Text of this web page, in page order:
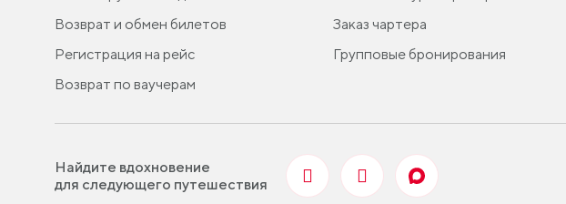
Возврат и обмен билетов
Регистрация на рейс
Возврат по ваучерам
Заказ чартера
Групповые бронирования
Найдите вдохновение
для следующего путешествия